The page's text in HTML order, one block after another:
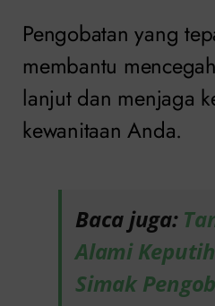
Pengobatan yang
membantu
lanjut dan menjaga
kewanitaan Anda.
Baca juga:
Alami
Simak